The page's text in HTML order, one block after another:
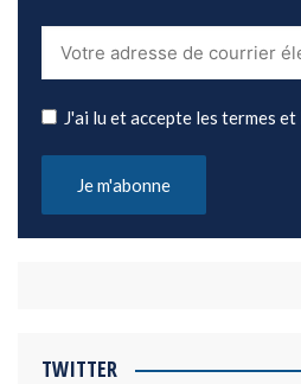
J'ai lu et accepte les termes
TWITTER